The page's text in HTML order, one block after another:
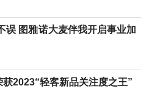
误 图雅诺大麦伴我开启事业加
获2023“轻客新品关注度之王”